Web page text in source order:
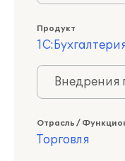
Продукт
Внедрения
Отрасль /
Торговля